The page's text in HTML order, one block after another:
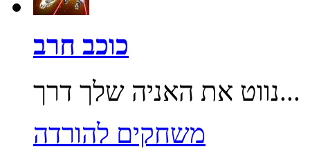
כוכב חרב
נווט את האניה שלך דרך...
משחקים להורדה